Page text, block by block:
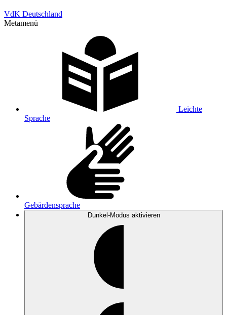
VdK Deutschland
Metamenü
Leichte
Sprache
Gebärdensprache
Dunkel-Modus aktivieren